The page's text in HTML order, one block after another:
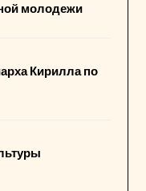
молодежи
Кирилла по